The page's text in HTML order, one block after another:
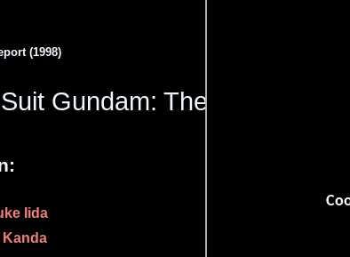
(1998)
Gundam: The 08th MS
Iida
Kanda